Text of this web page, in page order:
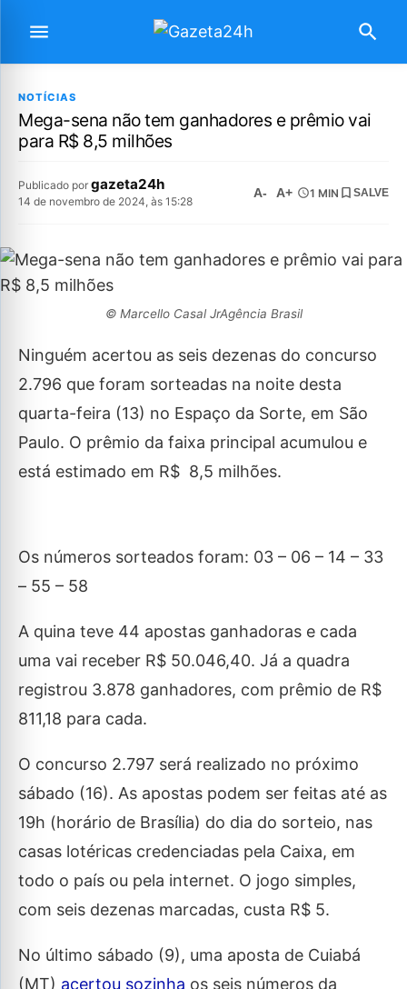
NOTÍCIAS
Mega-sena não tem ganhadores e prêmio vai
para R$ 8,5 milhões
Publicado por gazeta24h
14 de novembro de 2024, às 15:28
A- A+ 1 MIN SALVE
© Marcello Casal JrAgência Brasil
Ninguém acertou as seis dezenas do concurso
2.796 que foram sorteadas na noite desta
quarta-feira (13) no Espaço da Sorte, em São
Paulo. O prêmio da faixa principal acumulou e
está estimado em R$ 8,5 milhões.
Os números sorteados foram: 03 – 06 – 14 – 33
– 55 – 58
A quina teve 44 apostas ganhadoras e cada
uma vai receber R$ 50.046,40. Já a quadra
registrou 3.878 ganhadores, com prêmio de R$
811,18 para cada.
O concurso 2.797 será realizado no próximo
sábado (16). As apostas podem ser feitas até as
19h (horário de Brasília) do dia do sorteio, nas
casas lotéricas credenciadas pela Caixa, em
todo o país ou pela internet. O jogo simples,
com seis dezenas marcadas, custa R$ 5.
No último sábado (9), uma aposta de Cuiabá
(MT) acertou sozinha os seis números da